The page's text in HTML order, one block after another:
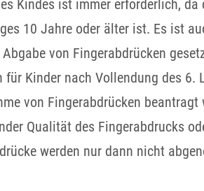
Kindes ist immer erforderlich,
10 Jahre oder älter ist. Es ist
von Fingerabdrücken
für Kinder nach Vollendung des
von Fingerabdrücken beantragt
Qualität des Fingerabdrucks
werden nur dann nicht